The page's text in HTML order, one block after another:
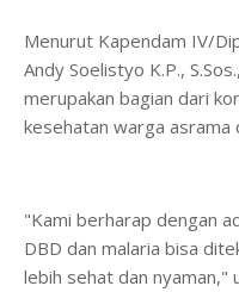
Menurut Kapendam IV/
Andy Soelistyo K.P.,
merupakan bagian dari
kesehatan warga asrama
"Kami berharap dengan
DBD dan malaria bisa
lebih sehat dan nyaman,"